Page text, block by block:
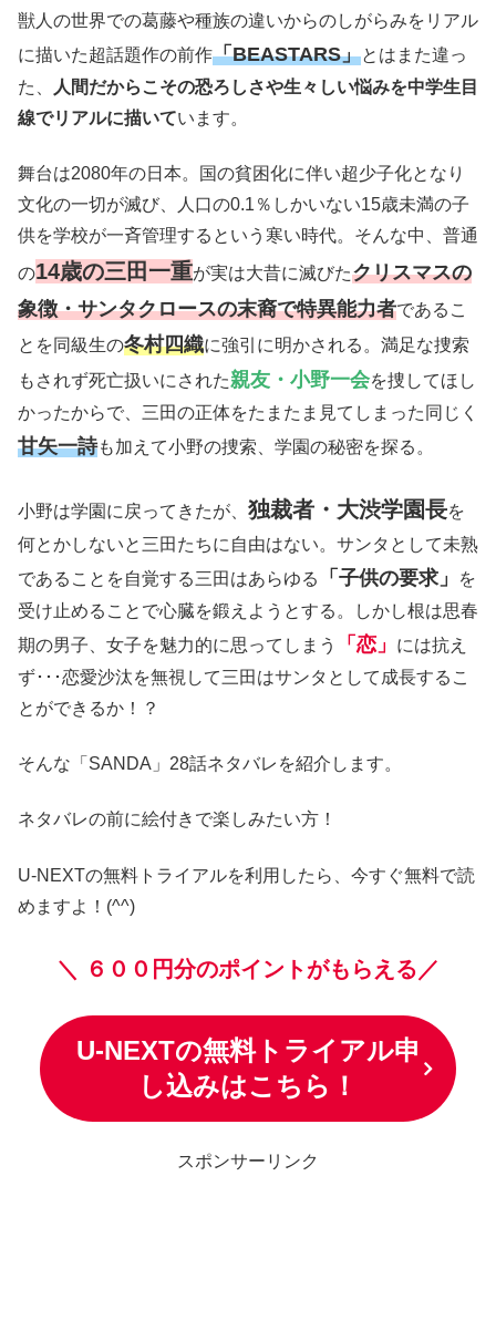
獣人の世界での葛藤や種族の違いからのしがらみをリアル
に描いた超話題作の前作「BEASTARS」とはまた違っ
た、
人間だからこその恐ろしさや生々しい悩みを中学生目
線でリアルに描いています。
舞台は2080年の日本。国の貧困化に伴い超少子化となり
文化の一切が滅び、人口の0.1％しかいない15歳未満の子
供を学校が一斉管理するという寒い時代。そんな中、普通
の14歳の三田一重が実は大昔に滅びたクリスマスの
象徴・サンタクロースの末裔で特異能力者であるこ
とを同級生の冬村四織に強引に明かされる。満足な捜索
もされず死亡扱いにされた親友・小野一会を捜してほし
かったからで、三田の正体をたまたま見てしまった同じく
甘矢一詩も加えて小野の捜索、学園の秘密を探る。
小野は学園に戻ってきたが、 独裁者・大渋学園長を
何とかしないと三田たちに自由はない。サンタとして未熟
であることを自覚する三田はあらゆる
「子供の要求」
を
受け止めることで心臓を鍛えようとする。しかし根は思春
期の男子、女子を魅力的に思ってしまう
「恋」
には抗え
ず･･･恋愛沙汰を無視して三田はサンタとして成長するこ
とができるか！？
そんな「SANDA」28話ネタバレを紹介します。
ネタバレの前に絵付きで楽しみたい方！
U-NEXTの無料トライアルを利用したら、今すぐ無料で読
めますよ！(^^)
＼ ６００円分のポイントがもらえる／
U-NEXTの無料トライアル申
し込みはこちら！
スポンサーリンク